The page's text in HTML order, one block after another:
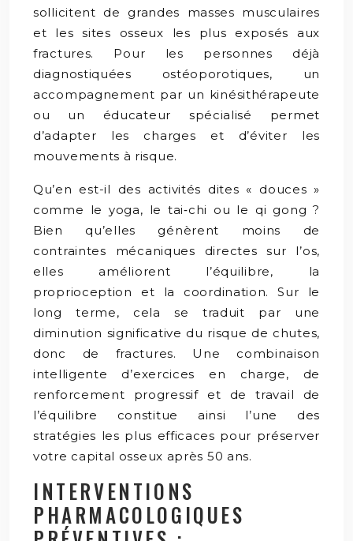
sollicitent de grandes masses musculaires
et les sites osseux les plus exposés aux
fractures. Pour les personnes déjà
diagnostiquées ostéoporotiques, un
accompagnement par un kinésithérapeute
ou un éducateur spécialisé permet
d’adapter les charges et d’éviter les
mouvements à risque.
Qu’en est-il des activités dites « douces »
comme le yoga, le tai‑chi ou le qi gong ?
Bien qu’elles génèrent moins de
contraintes mécaniques directes sur l’os,
elles améliorent l’équilibre, la
proprioception et la coordination. Sur le
long terme, cela se traduit par une
diminution significative du risque de chutes,
donc de fractures. Une combinaison
intelligente d’exercices en charge, de
renforcement progressif et de travail de
l’équilibre constitue ainsi l’une des
stratégies les plus efficaces pour préserver
votre capital osseux après 50 ans.
INTERVENTIONS
PHARMACOLOGIQUES